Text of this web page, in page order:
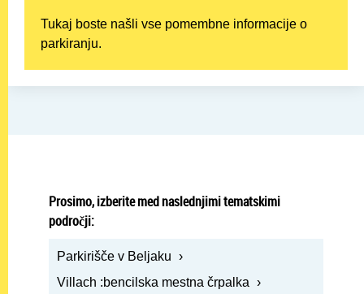
Tukaj boste našli vse pomembne informacije o
parkiranju.
Prosimo, izberite med naslednjimi tematskimi
področji:
Parkirišče v Beljaku
Villach :bencilska mestna črpalka